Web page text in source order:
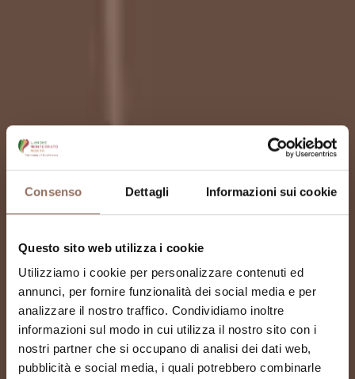
Consenso Dettagli Informazioni sui cookie
Questo sito web utilizza i cookie
Utilizziamo i cookie per personalizzare contenuti ed
annunci, per fornire funzionalità dei social media e per
analizzare il nostro traffico. Condividiamo inoltre
informazioni sul modo in cui utilizza il nostro sito con i
nostri partner che si occupano di analisi dei dati web,
pubblicità e social media, i quali potrebbero combinarle